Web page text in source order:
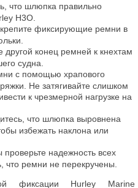
что шлюпка правильно
H3O.
фиксирующие ремни в
другой конец ремней к кнехтам
судна.
с помощью храпового
Не затягивайте слишком
к чрезмерной нагрузке на
что шлюпка выровнена
избежать наклона или
проверьте надежность всех
что ремни не перекручены.
фиксации Hurley Marine